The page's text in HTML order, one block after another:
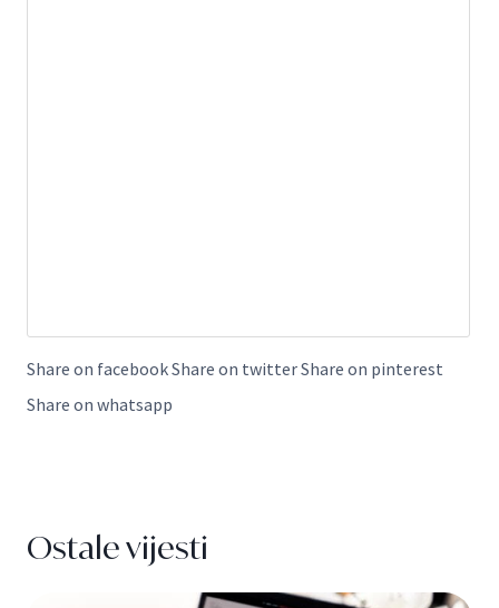
Share on facebook Share on twitter Share on pinterest
Share on whatsapp
Ostale vijesti